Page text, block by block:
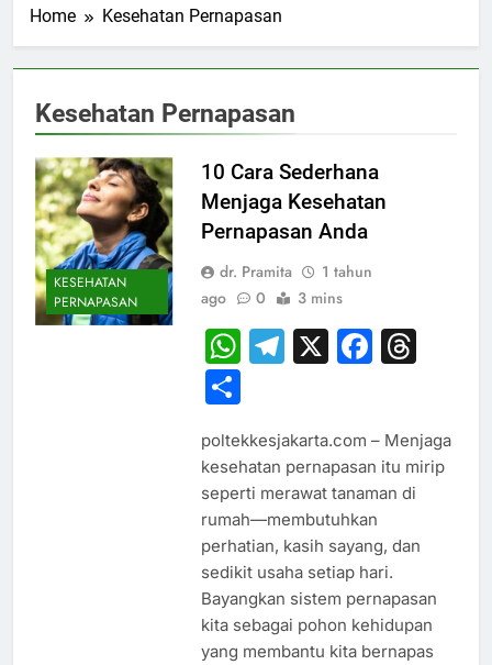
Home Kesehatan Pernapasan
Kesehatan Pernapasan
KESEHATAN
PERNAPASAN
10 Cara Sederhana
Menjaga Kesehatan
Pernapasan Anda
dr. Pramita
1 tahun
ago
0 3 mins
WhatsApp
Telegram
X
Share
poltekkesjakarta.com – Menjaga
kesehatan pernapasan itu mirip
seperti merawat tanaman di
rumah—membutuhkan
perhatian, kasih sayang, dan
sedikit usaha setiap hari.
Bayangkan sistem pernapasan
kita sebagai pohon kehidupan
yang membantu kita bernapas